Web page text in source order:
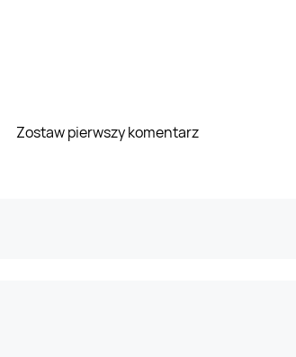
Zostaw pierwszy komentarz